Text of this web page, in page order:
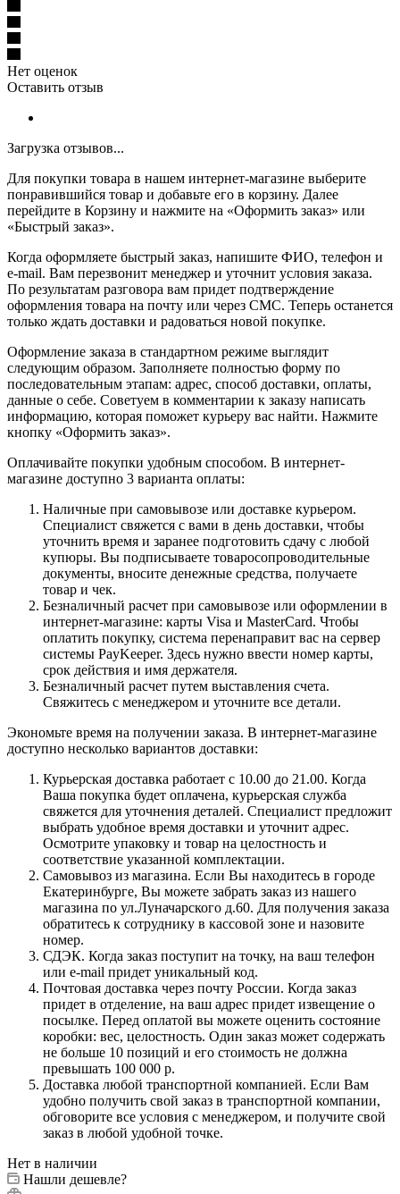
Нет оценок
Оставить отзыв
Загрузка отзывов...
Для покупки товара в нашем интернет-магазине выберите
понравившийся товар и добавьте его в корзину. Далее
перейдите в Корзину и нажмите на «Оформить заказ» или
«Быстрый заказ».
Когда оформляете быстрый заказ, напишите ФИО, телефон и
e-mail. Вам перезвонит менеджер и уточнит условия заказа.
По результатам разговора вам придет подтверждение
оформления товара на почту или через СМС. Теперь останется
только ждать доставки и радоваться новой покупке.
Оформление заказа в стандартном режиме выглядит
следующим образом. Заполняете полностью форму по
последовательным этапам: адрес, способ доставки, оплаты,
данные о себе. Советуем в комментарии к заказу написать
информацию, которая поможет курьеру вас найти. Нажмите
кнопку «Оформить заказ».
Оплачивайте покупки удобным способом. В интернет-
магазине доступно 3 варианта оплаты:
Наличные при самовывозе или доставке курьером.
Специалист свяжется с вами в день доставки, чтобы
уточнить время и заранее подготовить сдачу с любой
купюры. Вы подписываете товаросопроводительные
документы, вносите денежные средства, получаете
товар и чек.
Безналичный расчет при самовывозе или оформлении в
интернет-магазине: карты Visa и MasterCard. Чтобы
оплатить покупку, система перенаправит вас на сервер
системы PayKeeper. Здесь нужно ввести номер карты,
срок действия и имя держателя.
Безналичный расчет путем выставления счета.
Свяжитесь с менеджером и уточните все детали.
Экономьте время на получении заказа. В интернет-магазине
доступно несколько вариантов доставки:
Курьерская доставка работает с 10.00 до 21.00. Когда
Ваша покупка будет оплачена, курьерская служба
свяжется для уточнения деталей. Специалист предложит
выбрать удобное время доставки и уточнит адрес.
Осмотрите упаковку и товар на целостность и
соответствие указанной комплектации.
Самовывоз из магазина. Если Вы находитесь в городе
Екатеринбурге, Вы можете забрать заказ из нашего
магазина по ул.Луначарского д.60. Для получения заказа
обратитесь к сотруднику в кассовой зоне и назовите
номер.
СДЭК. Когда заказ поступит на точку, на ваш телефон
или e-mail придет уникальный код.
Почтовая доставка через почту России. Когда заказ
придет в отделение, на ваш адрес придет извещение о
посылке. Перед оплатой вы можете оценить состояние
коробки: вес, целостность. Один заказ может содержать
не больше 10 позиций и его стоимость не должна
превышать 100 000 р.
Доставка любой транспортной компанией. Если Вам
удобно получить свой заказ в транспортной компании,
обговорите все условия с менеджером, и получите свой
заказ в любой удобной точке.
Нет в наличии
Нашли дешевле?